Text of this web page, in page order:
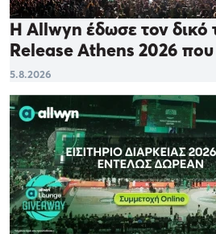
Η Allwyn έδωσε τον δικό
Release Athens 2026 που
5.8.2026